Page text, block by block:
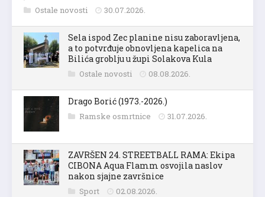
Ostale novosti 30.07.2026.
Sela ispod Zec planine nisu zaboravljena,
a to potvrđuje obnovljena kapelica na
Bilića groblju u župi Solakova Kula
Ostale novosti 08.08.2026.
Drago Borić (1973.-2026.)
Ramske osmrtnice 31.07.2026.
ZAVRŠEN 24. STREETBALL RAMA: Ekipa
CIBONA Aqua Flamm osvojila naslov
nakon sjajne završnice
Sport 02.08.2026.